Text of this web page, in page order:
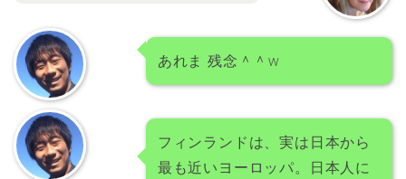
あれま 残念＾＾w
フィンランドは、実は日本から
最も近いヨーロッパ。日本人に